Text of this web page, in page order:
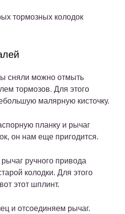
тормозных колодок
сняли можно отмыть
тормозов. Для этого
малярную кисточку.
планку и рычаг
он нам еще пригодится.
ручного привода
колодки. Для этого
этот шплинт.
и отсоединяем рычаг.